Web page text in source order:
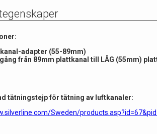
adapter (55-89mm)
från 89mm plattkanal till LÅG (55mm)
tätningstejp för tätning av luftkanaler:
Sweden/